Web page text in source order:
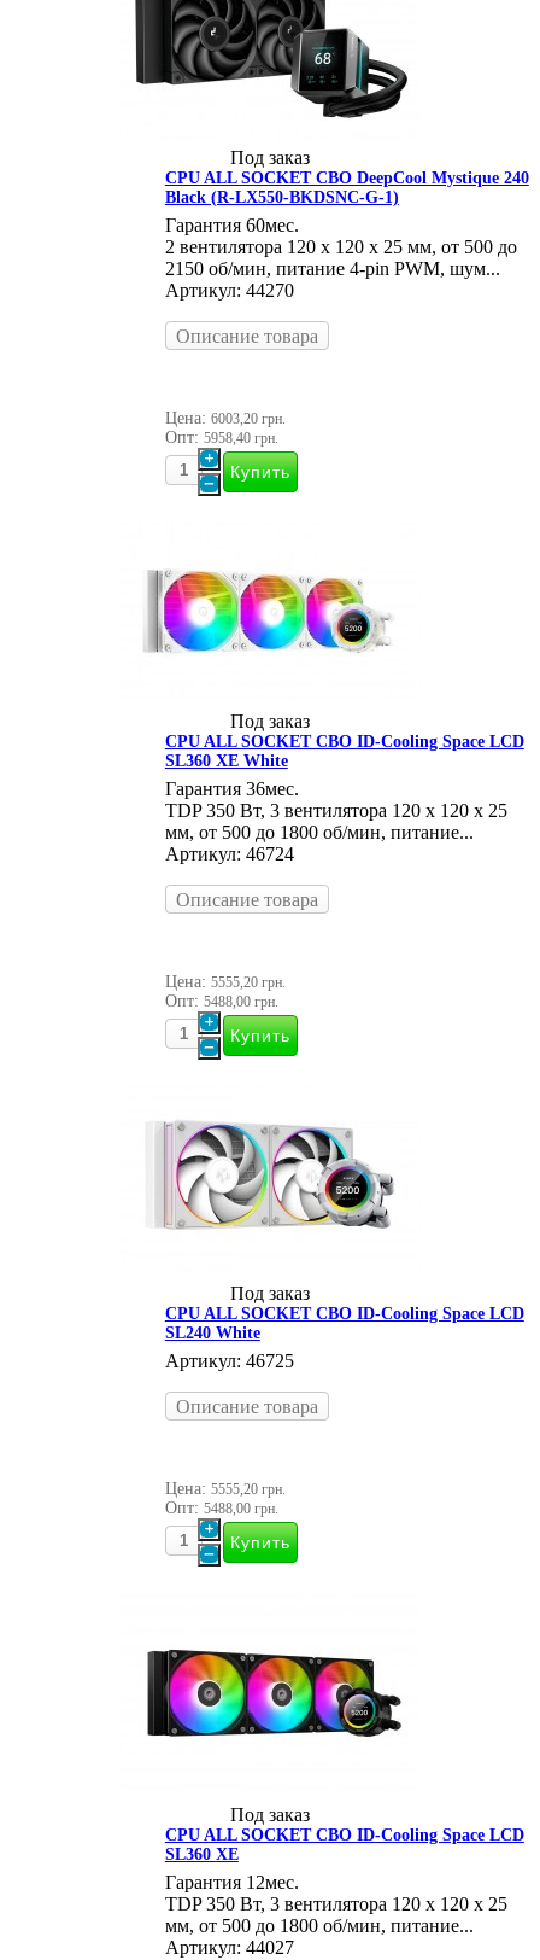
Под заказ
CPU ALL SOCKET СВО DeepCool Mystique 240
Black (R-LX550-BKDSNC-G-1)
Гарантия 60мес.
2 вентилятора 120 х 120 х 25 мм, от 500 до
2150 об/мин, питание 4-pin PWM, шум...
Артикул: 44270
Описание товара
Цена: 6003,20 грн.
Опт: 5958,40 грн.
Под заказ
CPU ALL SOCKET СВО ID-Cooling Space LCD
SL360 XE White
Гарантия 36мес.
TDP 350 Вт, 3 вентилятора 120 х 120 х 25
мм, от 500 до 1800 об/мин, питание...
Артикул: 46724
Описание товара
Цена: 5555,20 грн.
Опт: 5488,00 грн.
Под заказ
CPU ALL SOCKET СВО ID-Cooling Space LCD
SL240 White
Артикул: 46725
Описание товара
Цена: 5555,20 грн.
Опт: 5488,00 грн.
Под заказ
CPU ALL SOCKET СВО ID-Cooling Space LCD
SL360 XE
Гарантия 12мес.
TDP 350 Вт, 3 вентилятора 120 х 120 х 25
мм, от 500 до 1800 об/мин, питание...
Артикул: 44027